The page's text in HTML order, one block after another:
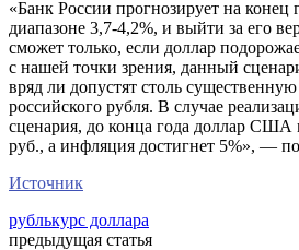
«Банк России прогнозирует на
диапазоне 3,7-4,2%, и выйти за его
сможет только, если доллар
с нашей точки зрения, данный
вряд ли допустят столь
российского рубля. В случае
сценария, до конца года доллар США
руб., а инфляция достигнет 5%», —
Источник
рублькурс доллара
предыдущая статья